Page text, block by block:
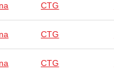
CTG
CTG
CTG